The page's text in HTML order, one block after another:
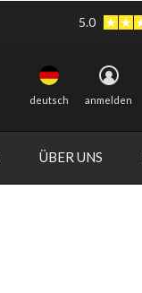
ÜBER UNS
deutsch anmelden
5.0